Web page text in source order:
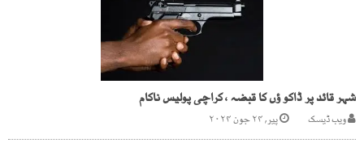
شہر قائد پر ڈاکو ؤں کا قبضہ ، کراچی پولیس ناکام
ویب ڈیسک پیر, ۲۴ جون ۲۰۲۴